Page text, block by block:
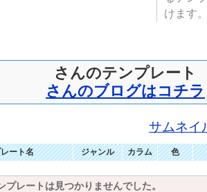
けます
さんのテンプレート
さんのブログはコチラ
サムネイ
ート名 ジャンル カラム 色
プレートは見つかりませんでした。